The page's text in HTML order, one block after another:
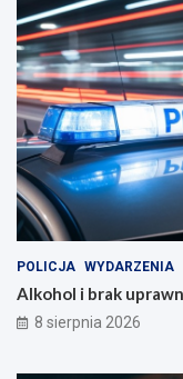
POLICJA WYDARZENIA
Alkohol i brak
8 sierpnia 2026